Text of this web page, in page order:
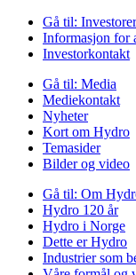
Gå til: Investorer
Informasjon for
Investorkontakt
Gå til: Media
Mediekontakt
Nyheter
Kort om Hydro
Temasider
Bilder og video
Gå til: Om
Hydro 120 år
Hydro i Norge
Dette er Hydro
Industrier som